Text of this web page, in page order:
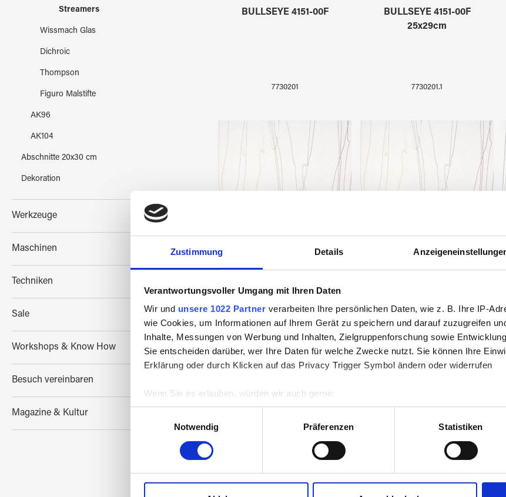
Zustimmung Details
Verantwortungsvoller Umgang mit Ihren Daten
Wir und unsere 1022 Partner verarbeiten Ihre persönlichen Daten, wie z. B. Ihre IP-
wie Cookies, um Informationen auf Ihrem Gerät zu speichern und darauf zuzugreifen
Inhalte, Messungen von Werbung und Inhalten, Zielgruppenforschung sowie
Sie entscheiden darüber, wer Ihre Daten für welche Zwecke nutzt. Sie können Ihre
Erklärung oder durch Klicken auf das Privacy Trigger Symbol ändern oder widerrufen
Wenn Sie es erlauben, würden wir auch gerne:
Informationen über Ihre geografische Lage erfassen, welche bis auf einige Meter
Ihr Gerät durch aktives Scannen nach bestimmten Merkmalen (Fingerprinting)
Erfahren Sie mehr darüber, wie Ihre persönlichen Daten verarbeitet werden, und legen
Einzelheitenfest.
Wir verwenden Cookies, um Inhalte und Anzeigen zu personalisieren, Funktionen für
Notwendig
Präferenzen Statistiken
Streamers
Wissmach Glas
Dichroic
Thompson
Figuro Malstifte
AK96
AK104
Abschnitte 20x30 cm
Dekoration
Werkzeuge
Maschinen
Techniken
Sale
Workshops & Know How
Besuch vereinbaren
Magazine & Kultur
BULLSEYE 4151-00F
7730201
BULLSEYE 4151-00F
25x29cm
7730201.1
BULLSEYE 4158-00F
BULLSEYE 4158-00F